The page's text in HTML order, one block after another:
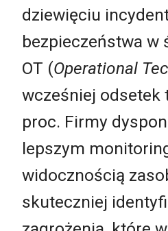
dziewięciu
bezpieczeństwa w
OT (Operational
wcześniej odsetek
proc. Firmy
lepszym
widocznością
skuteczniej